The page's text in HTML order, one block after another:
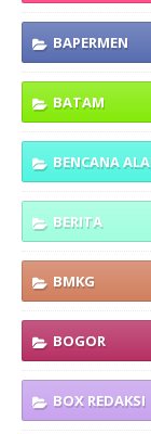
BAPERMEN
BATAM
BENCANA
BERITA
BMKG
BOGOR
BOX REDAKSI